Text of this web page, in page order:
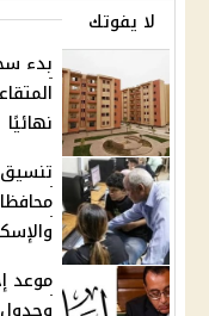
لا يفوتك
بدء
نهائيًا